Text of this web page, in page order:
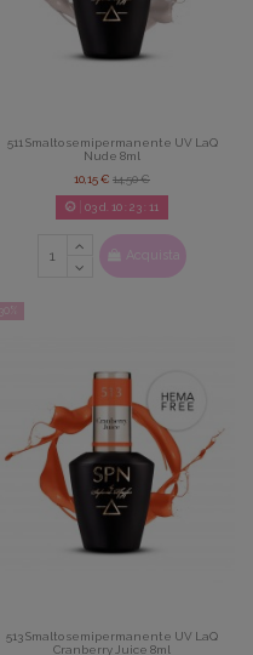
511 Smalto semipermanente UV LaQ
Nude 8ml
10,15 € 14,50 €
03d. 10: 23: 08
Acquista
-30%
513 Smalto semipermanente UV LaQ
Cranberry Juice 8ml